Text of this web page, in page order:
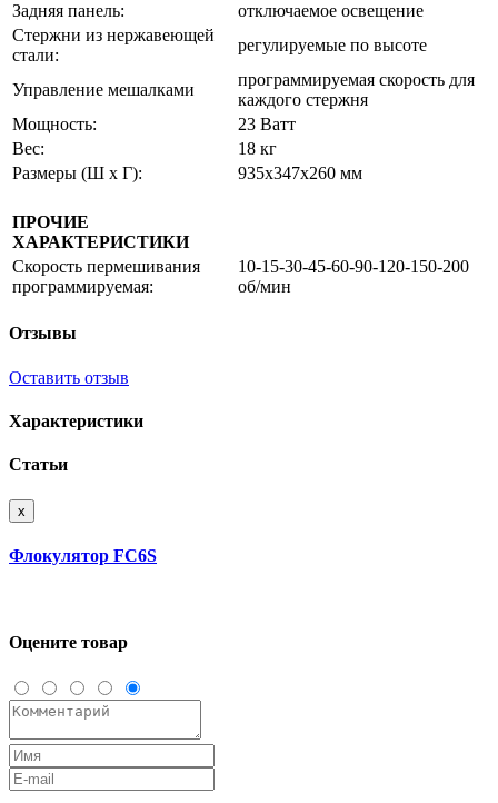
Задняя панель:
отключаемое освещение
Стержни из нержавеющей
стали:
регулируемые по высоте
Управление мешалками
программируемая скорость для
каждого стержня
Мощность:
23 Вaтт
Вес:
18 кг
Размеры (Ш x Г):
935x347x260 мм
ПРОЧИЕ
ХАРАКТЕРИСТИКИ
Скорость пермешивания
программируемая:
10-15-30-45-60-90-120-150-200
об/мин
Отзывы
Оставить отзыв
Характеристики
Статьи
x
Флокулятор FC6S
Оцените товар